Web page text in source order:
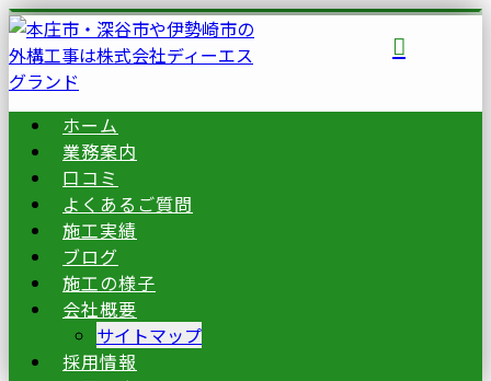
ホーム
業務案内
口コミ
よくあるご質問
施工実績
ブログ
施工の様子
会社概要
サイトマップ
採用情報